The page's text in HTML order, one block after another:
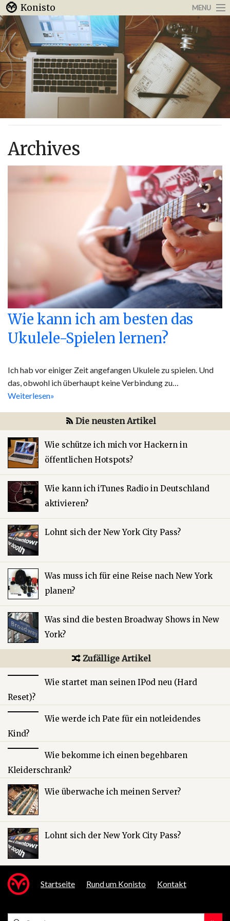
Konisto MENU
Arbeit & Karriere
Internet
Urlaub & Reisen
Archives
Wie kann ich am besten das
Ukulele-Spielen lernen?
Ich hab vor einiger Zeit angefangen Ukulele zu spielen. Und
das, obwohl ich überhaupt keine Verbindung zu…
Weiterlesen»
Die neusten Artikel
Wie schütze ich mich vor Hackern in
öffentlichen Hotspots?
Wie kann ich iTunes Radio in Deutschland
aktivieren?
Lohnt sich der New York City Pass?
Was muss ich für eine Reise nach New York
planen?
Was sind die besten Broadway Shows in New
York?
Zufällige Artikel
Wie startet man seinen IPod neu (Hard
Reset)?
Wie werde ich Pate für ein notleidendes
Kind?
Wie bekomme ich einen begehbaren
Kleiderschrank?
Wie überwache ich meinen Server?
Lohnt sich der New York City Pass?
Startseite Rund um Konisto Kontakt